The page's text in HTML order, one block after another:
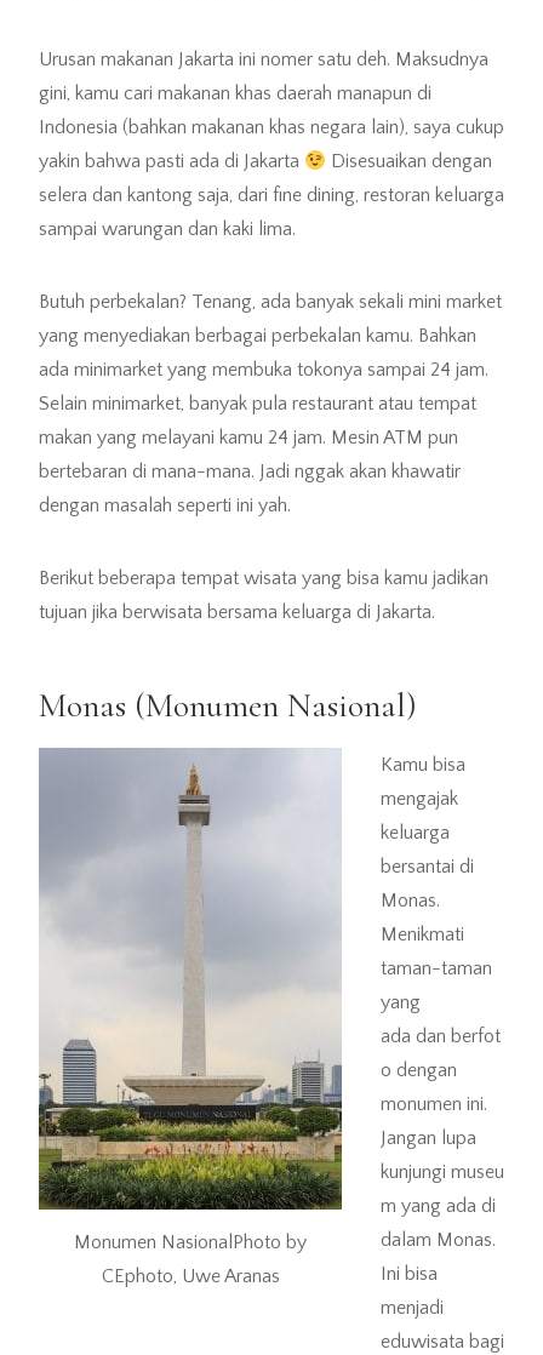
Urusan makanan Jakarta ini nomer satu deh. Maksudnya
gini, kamu cari makanan khas daerah manapun di
Indonesia (bahkan makanan khas negara lain), saya cukup
yakin bahwa pasti ada di Jakarta
Disesuaikan dengan
selera dan kantong saja, dari fine dining, restoran keluarga
sampai warungan dan kaki lima.
Butuh perbekalan? Tenang, ada banyak sekali mini market
yang menyediakan berbagai perbekalan kamu. Bahkan
ada minimarket yang membuka tokonya sampai 24 jam.
Selain minimarket, banyak pula restaurant atau tempat
makan yang melayani kamu 24 jam. Mesin ATM pun
bertebaran di mana-mana. Jadi nggak akan khawatir
dengan masalah seperti ini yah.
Berikut beberapa tempat wisata yang bisa kamu jadikan
tujuan jika berwisata bersama keluarga di Jakarta.
Monas (Monumen Nasional)
Monumen NasionalPhoto by
CEphoto, Uwe Aranas
Kamu bisa
mengajak
keluarga
bersantai di
Monas.
Menikmati
taman-taman
yang
ada dan berfot
o dengan
monumen ini.
Jangan lupa
kunjungi museu
m yang ada di
dalam Monas.
Ini bisa
menjadi
eduwisata bagi